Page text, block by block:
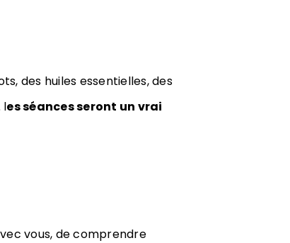
des huiles essentielles, des
les séances seront un vrai
vous, de comprendre